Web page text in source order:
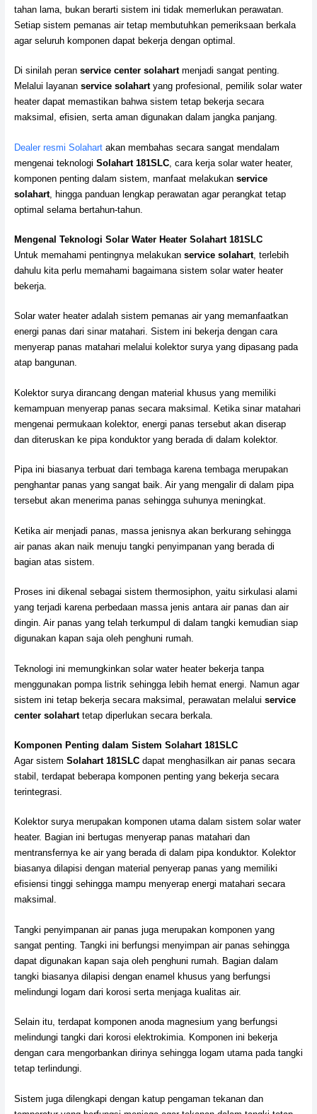
tahan lama, bukan berarti sistem ini tidak memerlukan perawatan.
Setiap sistem pemanas air tetap membutuhkan pemeriksaan berkala
agar seluruh komponen dapat bekerja dengan optimal.
Di sinilah peran service center solahartmenjadi sangat penting.
Melalui layanan service solahartyang profesional, pemilik solar water
heater dapat memastikan bahwa sistem tetap bekerja secara
maksimal, efisien, serta aman digunakan dalam jangka panjang.
Dealer resmi Solahartakan membahas secara sangat mendalam
mengenai teknologi Solahart 181SLC, cara kerja solar water heater,
komponen penting dalam sistem, manfaat melakukan service
solahart, hingga panduan lengkap perawatan agar perangkat tetap
optimal selama bertahun-tahun.
Mengenal Teknologi Solar Water Heater Solahart 181SLC
Untuk memahami pentingnya melakukan service solahart, terlebih
dahulu kita perlu memahami bagaimana sistem solar water heater
bekerja.
Solar water heater adalah sistem pemanas air yang memanfaatkan
energi panas dari sinar matahari. Sistem ini bekerja dengan cara
menyerap panas matahari melalui kolektor surya yang dipasang pada
atap bangunan.
Kolektor surya dirancang dengan material khusus yang memiliki
kemampuan menyerap panas secara maksimal. Ketika sinar matahari
mengenai permukaan kolektor, energi panas tersebut akan diserap
dan diteruskan ke pipa konduktor yang berada di dalam kolektor.
Pipa ini biasanya terbuat dari tembaga karena tembaga merupakan
penghantar panas yang sangat baik. Air yang mengalir di dalam pipa
tersebut akan menerima panas sehingga suhunya meningkat.
Ketika air menjadi panas, massa jenisnya akan berkurang sehingga
air panas akan naik menuju tangki penyimpanan yang berada di
bagian atas sistem.
Proses ini dikenal sebagai sistem thermosiphon, yaitu sirkulasi alami
yang terjadi karena perbedaan massa jenis antara air panas dan air
dingin. Air panas yang telah terkumpul di dalam tangki kemudian siap
digunakan kapan saja oleh penghuni rumah.
Teknologi ini memungkinkan solar water heater bekerja tanpa
menggunakan pompa listrik sehingga lebih hemat energi. Namun agar
sistem ini tetap bekerja secara maksimal, perawatan melalui service
center solaharttetap diperlukan secara berkala.
Komponen Penting dalam Sistem Solahart 181SLC
Agar sistem Solahart 181SLCdapat menghasilkan air panas secara
stabil, terdapat beberapa komponen penting yang bekerja secara
terintegrasi.
Kolektor surya merupakan komponen utama dalam sistem solar water
heater. Bagian ini bertugas menyerap panas matahari dan
mentransfernya ke air yang berada di dalam pipa konduktor. Kolektor
biasanya dilapisi dengan material penyerap panas yang memiliki
efisiensi tinggi sehingga mampu menyerap energi matahari secara
maksimal.
Tangki penyimpanan air panas juga merupakan komponen yang
sangat penting. Tangki ini berfungsi menyimpan air panas sehingga
dapat digunakan kapan saja oleh penghuni rumah. Bagian dalam
tangki biasanya dilapisi dengan enamel khusus yang berfungsi
melindungi logam dari korosi serta menjaga kualitas air.
Selain itu, terdapat komponen anoda magnesium yang berfungsi
melindungi tangki dari korosi elektrokimia. Komponen ini bekerja
dengan cara mengorbankan dirinya sehingga logam utama pada tangki
tetap terlindungi.
Sistem juga dilengkapi dengan katup pengaman tekanan dan